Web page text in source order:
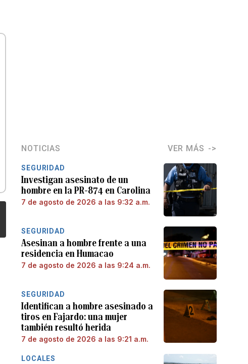
NOTICIAS VER MÁS
SEGURIDAD
Investigan asesinato de un
hombre en la PR-874 en Carolina
7 de agosto de 2026 a las 9:32 a.m.
SEGURIDAD
Asesinan a hombre frente a una
residencia en Humacao
7 de agosto de 2026 a las 9:24 a.m.
SEGURIDAD
Identifican a hombre asesinado a
tiros en Fajardo: una mujer
también resultó herida
7 de agosto de 2026 a las 9:21 a.m.
LOCALES